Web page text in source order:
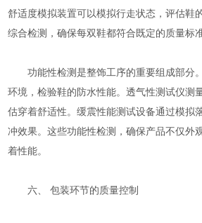
舒适度模拟装置可以模拟行走状态，评估鞋
综合检测，确保每双鞋都符合既定的质量标准
功能性检测是整饰工序的重要组成部分
环境，检验鞋的防水性能。透气性测试仪测
估穿着舒适性。缓震性能测试设备通过模拟
冲效果。这些功能性检测，确保产品不仅外
着性能。
六、 包装环节的质量控制